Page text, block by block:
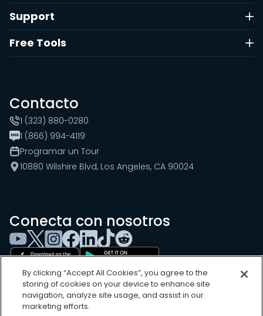
Support
Free Tools
Contacto
1 (323) 880-0280
1 (866) 994-4119
Programar un Tour
10880 Wilshire Blvd, Los Angeles, CA 90024
Conecta con nosotros
By clicking “Accept All Cookies”, you agree to the
storing of cookies on your device to enhance site
navigation, analyze site usage, and assist in our
marketing efforts.